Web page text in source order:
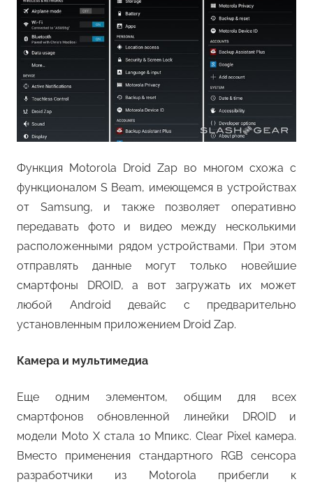
Функция Motorola Droid Zap во многом схожа с
функционалом S Beam, имеющемся в устройствах
от Samsung, и также позволяет оперативно
передавать фото и видео между несколькими
расположенными рядом устройствами. При этом
отправлять данные могут только новейшие
смартфоны DROID, а вот загружать их может
любой Android девайс с предварительно
установленным приложением Droid Zap.
Камера и мультимедиа
Еще одним элементом, общим для всех
смартфонов обновленной линейки DROID и
модели Moto X стала 10 Мпикс. Clear Pixel камера.
Вместо применения стандартного RGB сенсора
разработчики из Motorola прибегли к